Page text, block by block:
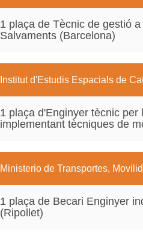
1 plaça de Tècnic de gestió
Salvaments (Barcelona)
Institut d'Estudis Espacials de
1 plaça d'Enginyer tècnic
implementant tècniques de
Ministerio de Transportes,
1 plaça de Becari Enginyer
(Ripollet)